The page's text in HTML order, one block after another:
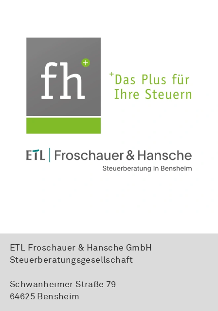
ETL Froschauer & Hansche GmbH
Steuerberatungsgesellschaft
Schwanheimer Straße 79
64625 Bensheim